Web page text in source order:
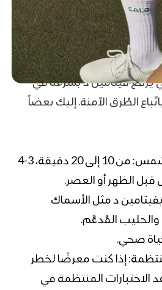
يرفع فيتامين د بسرعة في
الطُرق الآمنة. إليك بعضاً
التعرض لأشعّة الشمس: من 10 إلى 20 دقيقة، 3-4
الظهر أو العصر.
د مثل الأسماك
والحليب المُدعَّم.
صحي.
إذا كنت معرضًا لخطر
الاختبارات المنتظمة في